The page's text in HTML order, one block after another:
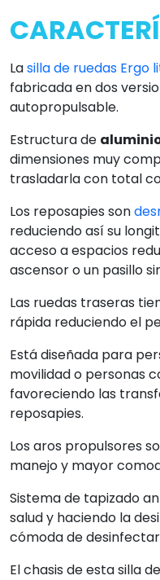
Lasilla de ruedas Ergo
fabricada en dos
autopropulsable.
Estructura de
dimensiones muy
trasladarla con total
Los reposapies son
reduciendo así su
acceso a espacios
ascensor o un pasillo
Las ruedas traseras
rápida reduciendo el
Está diseñada para
movilidad o personas
favoreciendo las
reposapies.
Los aros propulsores
manejo y mayor
Sistema de tapizado
salud y haciendo la
cómoda de
El chasis de esta silla